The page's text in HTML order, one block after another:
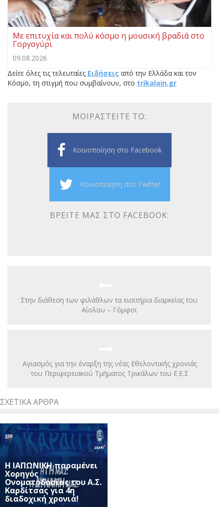
Με επιτυχία και πολύ κόσμο η μουσική βραδιά στο
Γοργογύρι
09.08.2026
Δείτε όλες τις τελευταίες Ειδήσεις από την Ελλάδα και τον
Κόσμο, τη στιγμή που συμβαίνουν, στο trikalain.gr
ΜΟΙΡΑΣΤΕΊΤΕ ΤΟ:
Κοινοποίηση στο Facebook
Κοινοποίηση στο Twitter
ΒΡΕΊΤΕ ΜΑΣ ΣΤΟ FACEBOOK:
Στην διάθεση των φιλάθλων τα εισιτήρια διαρκείας του
Αίολου – Γόμφοι
Αγιασμός για την έναρξη της νέας Εθελοντικής χρονιάς
του Περιφερειακού Τμήματος Τρικάλων του Ε.Ε.Σ
ΣΧΕΤΙΚΆ ΆΡΘΡΑ
Η ΙΑΠΩΝΙΚΗ παραμένει
Χορηγός
Ονοματοδοσίας του Α.Σ.
Καρδίτσας για 4η
διαδοχική χρονιά!